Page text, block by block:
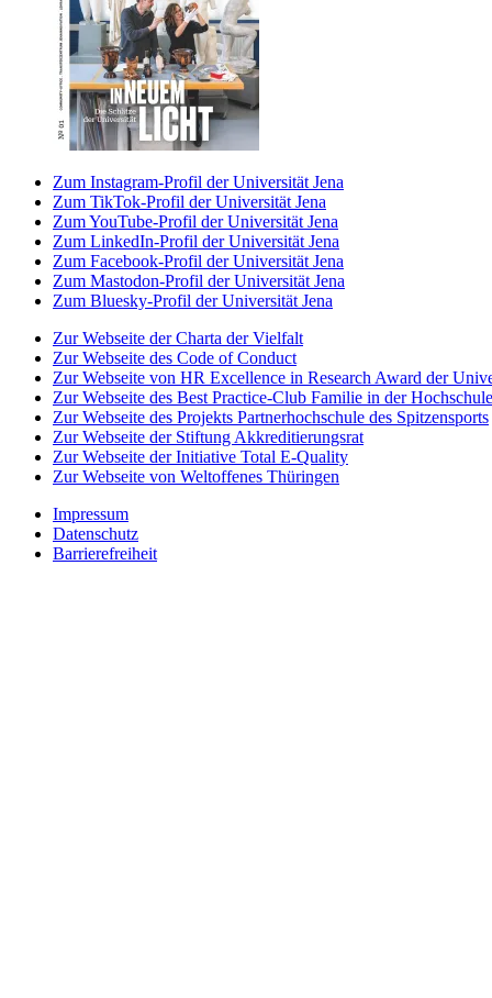
Zum Instagram-Profil der Universität Jena
Zum TikTok-Profil der Universität Jena
Zum YouTube-Profil der Universität Jena
Zum LinkedIn-Profil der Universität Jena
Zum Facebook-Profil der Universität Jena
Zum Mastodon-Profil der Universität Jena
Zum Bluesky-Profil der Universität Jena
Zur Webseite der Charta der Vielfalt
Zur Webseite des Code of Conduct
Zur Webseite von HR Excellence in Research Award der
Zur Webseite des Best Practice-Club Familie in der Hochschule
Zur Webseite des Projekts Partnerhochschule des Spitzensports
Zur Webseite der Stiftung Akkreditierungsrat
Zur Webseite der Initiative Total E-Quality
Zur Webseite von Weltoffenes Thüringen
Impressum
Datenschutz
Barrierefreiheit